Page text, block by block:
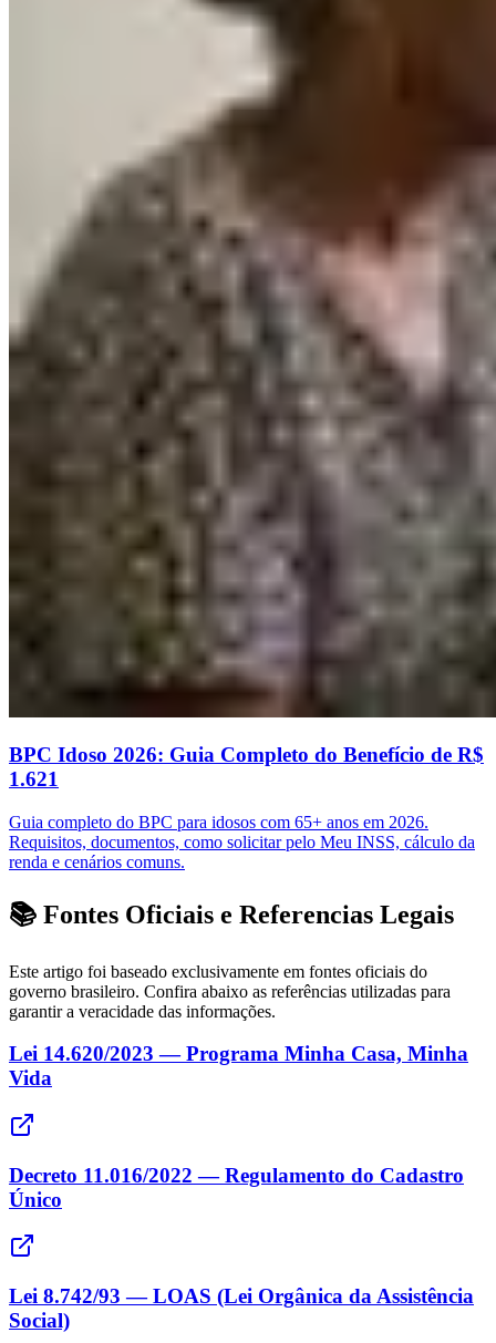
BPC Idoso 2026: Guia Completo do Benefício de R$
1.621
Guia completo do BPC para idosos com 65+ anos em 2026.
Requisitos, documentos, como solicitar pelo Meu INSS, cálculo da
renda e cenários comuns.
📚 Fontes Oficiais e Referencias Legais
Este artigo foi baseado exclusivamente em fontes oficiais do
governo brasileiro. Confira abaixo as referências utilizadas para
garantir a veracidade das informações.
Lei 14.620/2023 — Programa Minha Casa, Minha
Vida
Decreto 11.016/2022 — Regulamento do Cadastro
Único
Lei 8.742/93 — LOAS (Lei Orgânica da Assistência
Social)